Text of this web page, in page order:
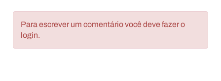
Para escrever um comentário você deve fazer o
login.